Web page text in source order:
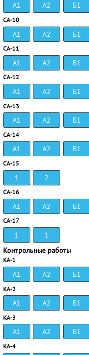
А1 А2 Б1
СА-10
А1 А2 Б1
СА-11
А1 А2 Б1
СА-12
А1 А2 Б1
СА-13
А1 А2 Б1
СА-14
А1 А2 Б1
СА-15
1 2
СА-16
А1 А2 Б1
СА-17
1
1
Контрольные работы
КА-1
А1 А2 Б1
КА-2
А1 А2 Б1
КА-3
А1 А2 Б1
КА-4